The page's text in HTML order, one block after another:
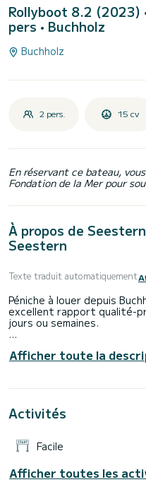
Rollyboot 8.2 (2023)
pers • Buchholz
Buchholz
2 pers. 15 cv
En réservant ce bateau,
Fondation de la Mer pour
À propos de
Seestern
Texte traduit automatiquement
Péniche à louer depuis
excellent rapport qualité-
jours ou semaines.
capacité de 4 personnes.
mètres, il sera votre
Afficher toute la
Activités
Facile
Afficher toutes les